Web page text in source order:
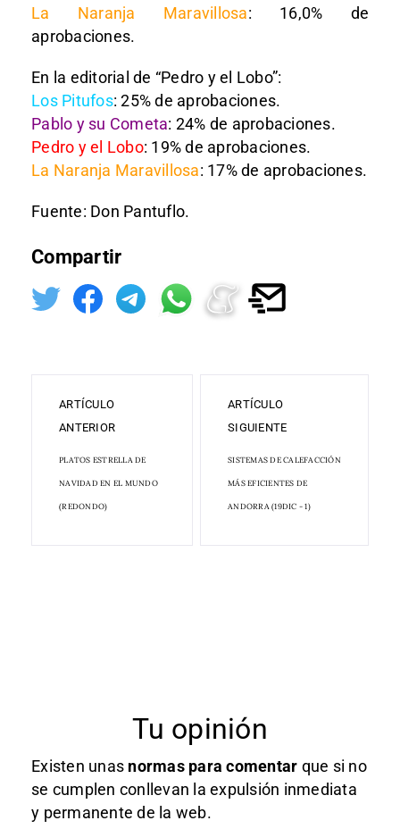
La Naranja Maravillosa: 16,0% de
aprobaciones.
En la editorial de “Pedro y el Lobo”:
Los Pitufos: 25% de aprobaciones.
Pablo y su Cometa: 24% de aprobaciones.
Pedro y el Lobo: 19% de aprobaciones.
La Naranja Maravillosa: 17% de aprobaciones.
Fuente: Don Pantuflo.
Compartir
ARTÍCULO
ANTERIOR
PLATOS ESTRELLA DE
NAVIDAD EN EL MUNDO
(REDONDO)
ARTÍCULO
SIGUIENTE
SISTEMAS DE CALEFACCIÓN
MÁS EFICIENTES DE
ANDORRA (19DIC - 1)
Tu opinión
Existen unas normas para comentar que si no
se cumplen conllevan la expulsión inmediata
y permanente de la web.